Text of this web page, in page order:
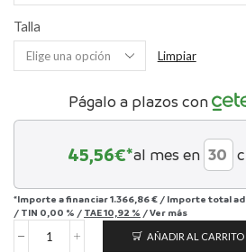
Talla
Limpiar
Págalo a plazos con
45,56€*al mes en
*Importe a financiar1.366,86 € / Importe total
/ TIN 0,00 % / TAE10,92 % /Ver más
Sirrus
AÑADIR AL CARRITO